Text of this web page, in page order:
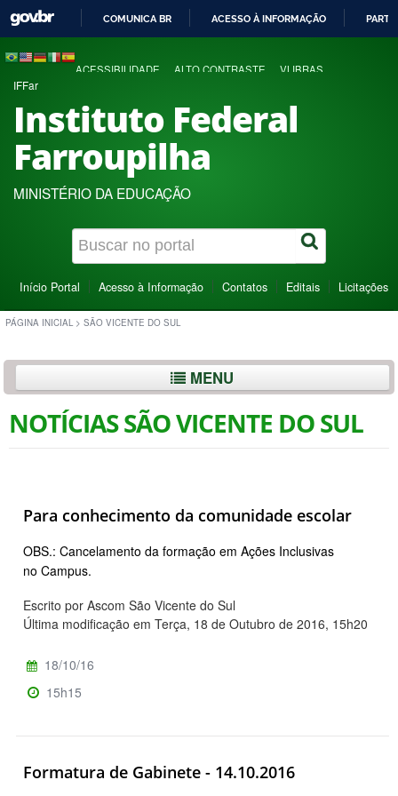
COMUNICA BR ACESSO À INFORMAÇÃO
ACESSIBILIDADE ALTO CONTRASTE VLIBRAS
IFFar
Instituto Federal
Farroupilha
MINISTÉRIO DA EDUCAÇÃO
Início Portal Acesso à Informação Contatos Editais Licitações
PÁGINA INICIAL > SÃO VICENTE DO SUL
MENU
NOTÍCIAS SÃO VICENTE DO SUL
Para conhecimento da comunidade escolar
OBS.: Cancelamento da formação em Ações Inclusivas
no Campus.
Escrito por Ascom São Vicente do Sul
Última modificação em Terça, 18 de Outubro de 2016, 15h20
18/10/16
15h15
Formatura de Gabinete - 14.10.2016